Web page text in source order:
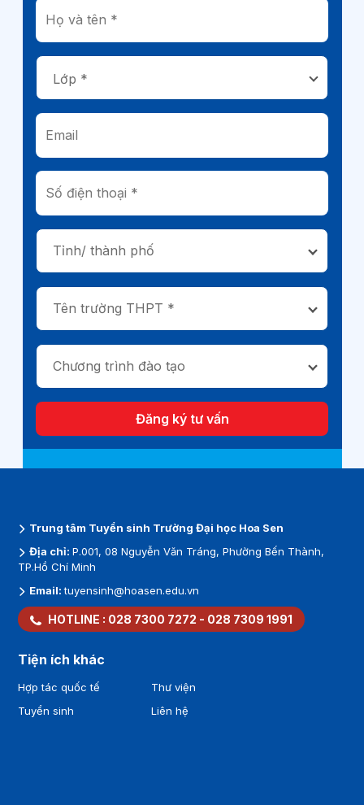
Tỉnh/ thành phố
Tên trường THPT *
Chương trình đào tạo
Đăng ký tư vấn
Trung tâm Tuyển sinh Trường Đại học Hoa Sen
Địa chỉ:P.001, 08 Nguyễn Văn Tráng, Phường Bến Thành,
TP.Hồ Chí Minh
Email:tuyensinh@hoasen.edu.vn
HOTLINE : 028 7300 7272 - 028 7309 1991
Tiện ích khác
Hợp tác quốc tế
Tuyển sinh
Thư viện
Liên hệ